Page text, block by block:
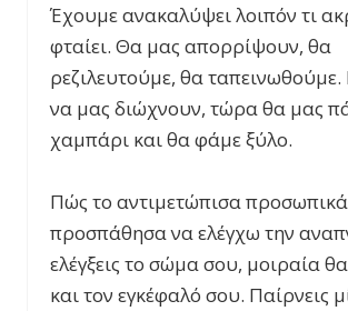
Έχουμε ανακαλύψει λοιπόν τι
φταίει. Θα μας απορρίψουν, θα
ρεζιλευτούμε, θα ταπεινωθούμε.
να μας διώχνουν, τώρα θα μας
χαμπάρι και θα φάμε ξύλο.
Πώς το αντιμετώπισα
προσπάθησα να ελέγχω την
ελέγξεις το σώμα σου, μοιραία
και τον εγκέφαλό σου. Παίρνεις